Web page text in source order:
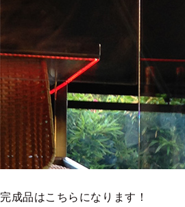
完成品はこちらになります！